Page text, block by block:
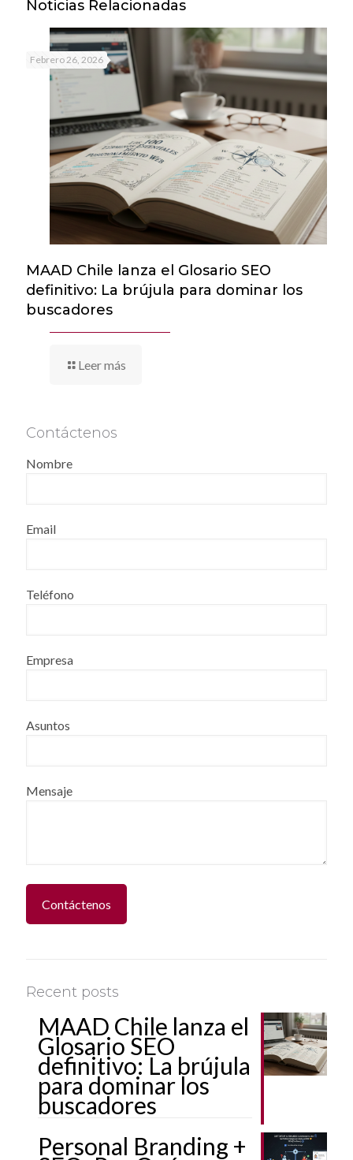
Noticias Relacionadas
Febrero 26, 2026
MAAD Chile lanza el Glosario SEO
definitivo: La brújula para dominar los
buscadores
Leer más
Contáctenos
Nombre
Email
Teléfono
Empresa
Asuntos
Mensaje
Recent posts
MAAD Chile lanza el
Glosario SEO
definitivo: La brújula
para dominar los
buscadores
Personal Branding +